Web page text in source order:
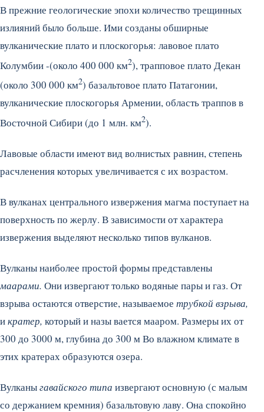
В прежние геологические эпохи количество трещинных
излияний было больше. Ими созданы обширные
вулканические плато и плоскогорья: лавовое плато
Колумбии -(около 400 000 км2), трапповое плато Декан
(около 300 000 км2) базальтовое плато Патагонии,
вулканические плоскогорья Армении, область траппов в
Восточной Сибири (до 1 млн. км2).
Лавовые области имеют вид волнистых равнин, степень
расчленения которых увеличивается с их возрастом.
В вулканах центрального извержения магма поступает на
поверхность по жерлу. В зависимости от характера
извержения выделяют несколько типов вулканов.
Вулканы наиболее простой формы представлены
маарами. Они извергают только водяные пары и газ. От
взрыва остаются отверстие, называемое трубкой взрыва,
икратер, который и назы вается мааром. Размеры их от
300 до 3000 м, глубина до 300 м Во влажном климате в
этих кратерах образуются озера.
Вулканыгавайского типа извергают основную (с малым
со держанием кремния) базальтовую лаву. Она спокойно